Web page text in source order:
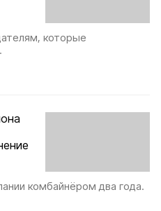
которые
комбайнёром два года.